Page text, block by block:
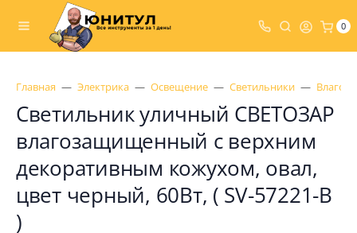
0
Главная Электрика Освещение Светильники
Светильник уличный СВЕТОЗАР
влагозащищенный с верхним
декоративным кожухом, овал,
цвет черный, 60Вт, ( SV-57221-B
)